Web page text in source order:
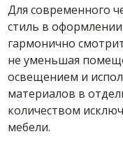
Для современного
стиль в
гармонично
не уменьшая
освещением и
материалов в
количеством
мебели.